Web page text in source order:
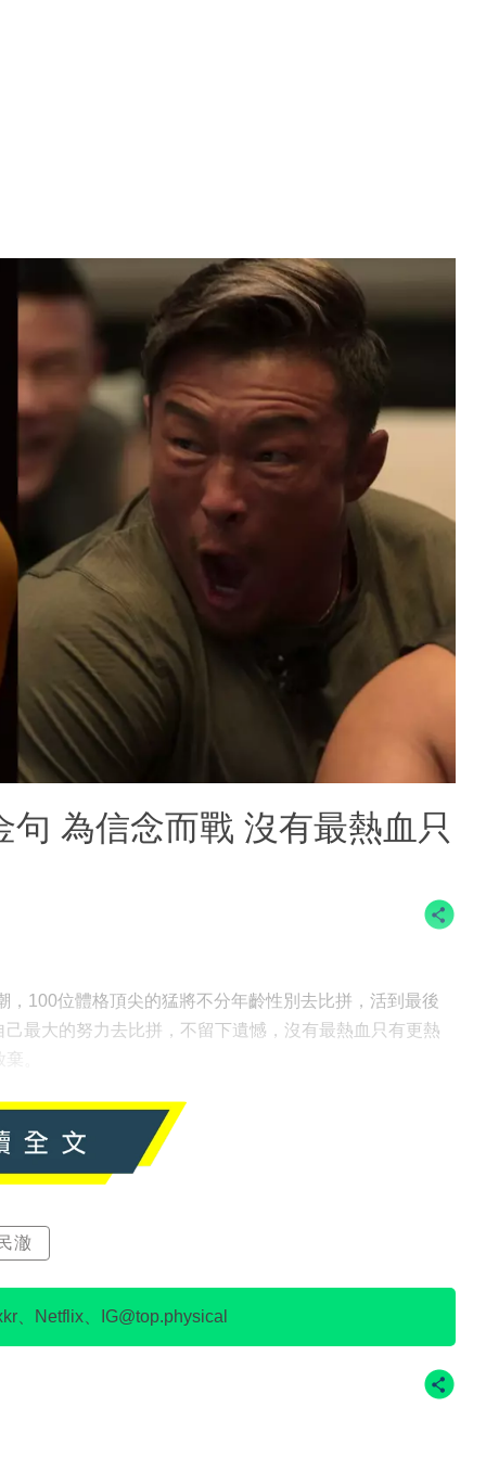
為信念而戰 沒有最熱血只
100位體格頂尖的猛將不分年齡性別去比拼，活到最後
最大的努力去比拼，不留下遺憾，沒有最熱血只有更熱
。
澈
、Netflix、IG@top.physical